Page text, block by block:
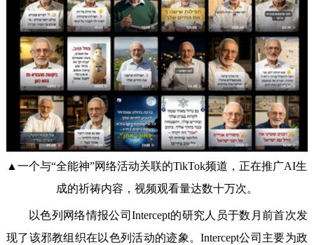
▲一个与“全能神”网络活动关联的TikTok频道，正在推广AI生
成的祈祷内容，视频观看量达数十万次。‌
以色列网络情报公司Intercept的研究人员于数月前首次发
现了该邪教组织在以色列活动的迹象。Intercept公司主要为政